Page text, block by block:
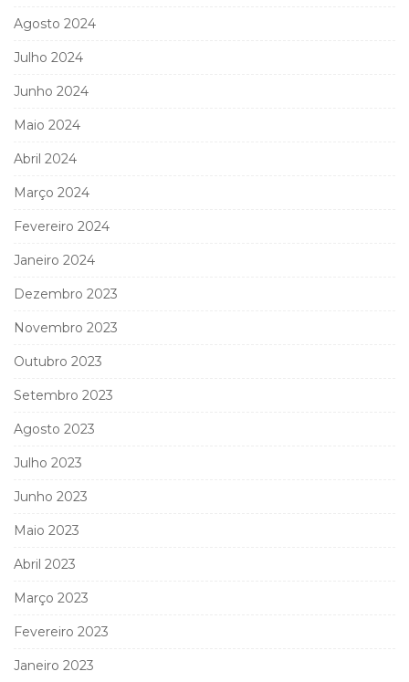
Agosto 2024
Julho 2024
Junho 2024
Maio 2024
Abril 2024
Março 2024
Fevereiro 2024
Janeiro 2024
Dezembro 2023
Novembro 2023
Outubro 2023
Setembro 2023
Agosto 2023
Julho 2023
Junho 2023
Maio 2023
Abril 2023
Março 2023
Fevereiro 2023
Janeiro 2023